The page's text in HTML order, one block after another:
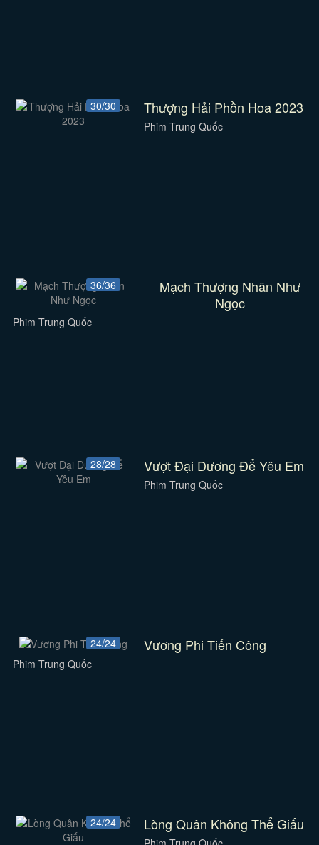
30/30 Thượng Hải Phồn Hoa 2023
Phim Trung Quốc
36/36
Mạch Thượng Nhân Như
Ngọc
Phim Trung Quốc
28/28 Vượt Đại Dương Để Yêu Em
Phim Trung Quốc
24/24 Vương Phi Tiến Công
Phim Trung Quốc
24/24 Lòng Quân Không Thể Giấu